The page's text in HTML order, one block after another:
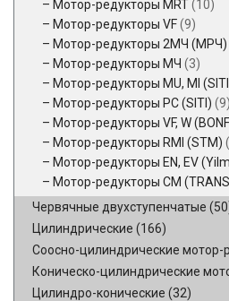
Мотор-редукторы MRT(10)
Мотор-редукторы VF(9)
Мотор-редукторы 2МЧ (МРЧ)
Мотор-редукторы МЧ (3)
Мотор-редукторы MU, MI
Мотор-редукторы PC (SITI) (9)
Мотор-редукторы VF, W
Мотор-редукторы RMI (STM)
Мотор-редукторы EN, EV
Мотор-редукторы CM
Червячные двухступенчатые
Цилиндрические (166)
Соосно-цилиндрические мотор-
Коническо-цилиндрические
Цилиндро-конические (32)